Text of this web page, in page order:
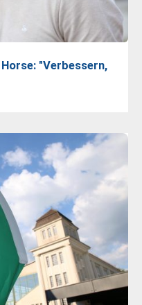
"Verbessern,